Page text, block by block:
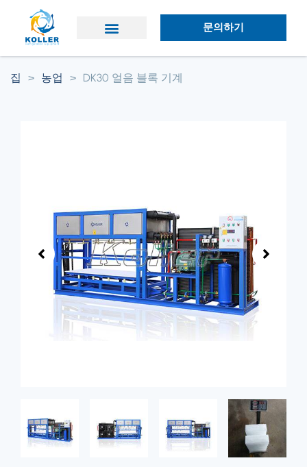
문의하기
집 > 농업 > DK30 얼음 블록 기계